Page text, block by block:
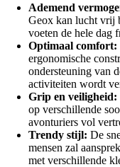
Ademend
Geox kan lucht vrij
voeten de hele dag
Optimaal comfort:
ergonomische
ondersteuning van
activiteiten wordt
Grip en veiligheid:
op verschillende
avonturiers vol
Trendy stijl: De
mensen zal
met verschillende